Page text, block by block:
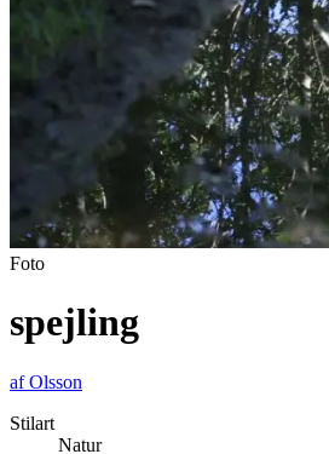
Foto
spejling
afOlsson
Stilart
Natur